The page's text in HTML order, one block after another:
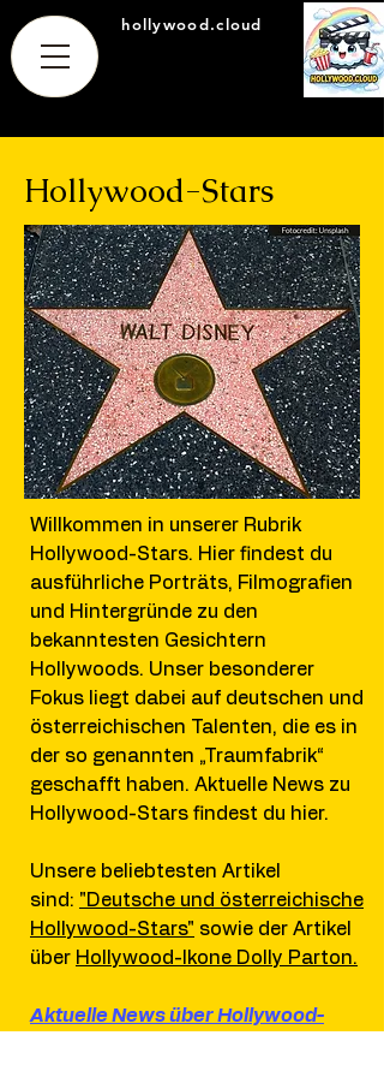
hollywood.cloud
Hollywood-Stars
Willkommen in unserer Rubrik
Hollywood-Stars. Hier findest du
ausführliche Porträts, Filmografien
und Hintergründe zu den
bekanntesten Gesichtern
Hollywoods. Unser besonderer
Fokus liegt dabei auf deutschen und
österreichischen Talenten, die es in
der so genannten „Traumfabrik“
geschafft haben. Aktuelle News zu
Hollywood-Stars findest du hier.
​Unsere beliebtesten Artikel
sind: "Deutsche und österreichische
Hollywood-Stars" sowie der Artikel
über Hollywood-Ikone Dolly Parton.
Aktuelle News über Hollywood-